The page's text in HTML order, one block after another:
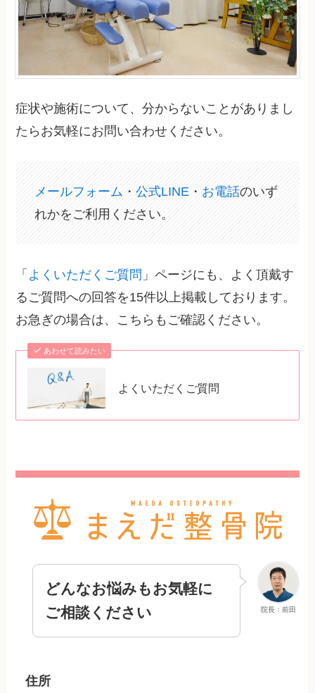
症状や施術について、分からないことがありまし
たらお気軽にお問い合わせください。
メールフォーム ・公式LINE ・ お電話のいず
れかをご利用ください。
「 よくいただくご質問 」ページにも、よく頂戴す
るご質問への回答を15件以上掲載しております。
お急ぎの場合は、こちらもご確認ください。
あわせて読みたい
よくいただくご質問
院長：前田
どんなお悩みもお気軽に
ご相談ください
住所